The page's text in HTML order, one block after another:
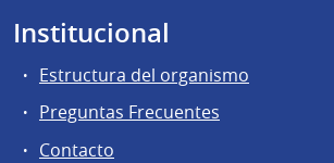
Institucional
Estructura del organismo
Preguntas Frecuentes
Contacto